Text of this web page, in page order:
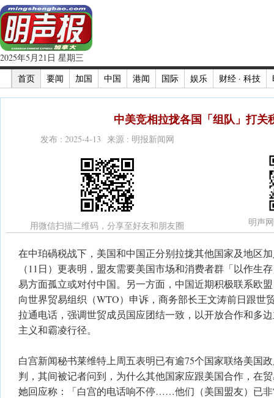
2025年5月21日 星期三
首页
要闻 加国 中国 港闻 国际 娱乐 财经 · 科技
中美竞相拉拢各国「组队」打关
发布 : 2025-4-13 来源 : 明报新闻网
用微信扫描二维码，分享至好友和朋友圈 明声
在中珀碢税战下，美国和中国正分别拉拢其他国家及地区
（11日）更表明，盟友需要美国市场和消费者群「以作生
易方面孤立或对付中国。另一方面，中国近期积极联系欧
向世界贸易组织（WTO）申诉，商务部长王文涛前日跟世
拉通电话，强调世贸成员国应团结一致，以开放合作和多
主义和霸凌行径。
白宫新闻秘书莱维特上周五表明已有逾75个国家联络美国
判，其间被记者问到，为什么其他国家应跟美国合作，在
她回应称：「白宫的电话响不停……他们（美国盟友）已